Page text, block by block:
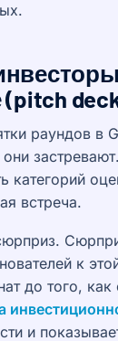
раундов в
встреча.
к
до того,
и